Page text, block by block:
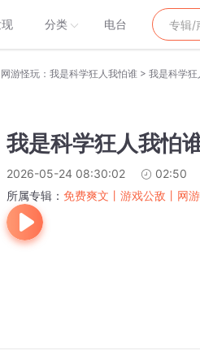
分类 电台
游怪玩：我是科学狂人我怕谁 > 我是科学
我是科学狂人我怕
2026-05-24 08:30:02 02:50
所属专辑： 免费爽文丨游戏公敌丨网